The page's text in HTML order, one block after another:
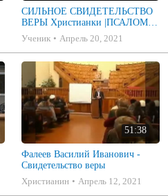
СИЛЬНОЕ СВИДЕТЕЛЬСТВО
ВЕРЫ Христианки |ПСАЛОМ
90
Ученик Апрель 20, 2021
51:38
Фалеев Василий Иванович -
Свидетельство веры
Христианин
Апрель 12, 2021